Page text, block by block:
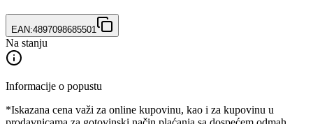
EAN:4897098685501
Na stanju
Informacije o popustu
*Iskazana cena važi za online kupovinu, kao i za kupovinu u